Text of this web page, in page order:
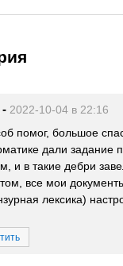
- 2022-10-04 в 22:16
помог, большое
дали задание
и в такие дебри
все мои
лексика)